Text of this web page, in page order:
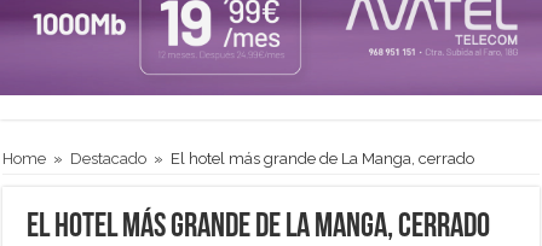
Home » Destacado » El hotel más grande de La Manga, cerrado
El hotel más grande de La Manga, cerrado